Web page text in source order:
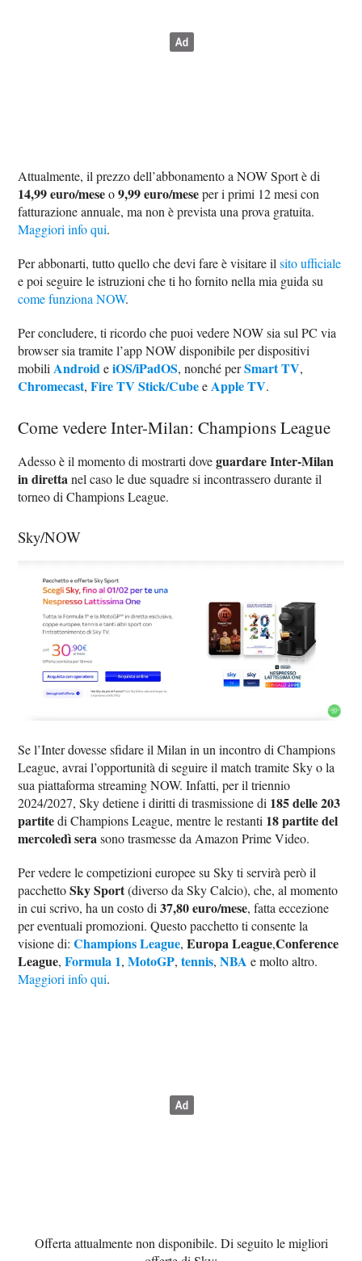
Attualmente, il prezzo dell’abbonamento a NOW Sport è di
14,99 euro/meseo9,99 euro/meseper i primi 12 mesi con
fatturazione annuale, ma non è prevista una prova gratuita.
Maggiori info qui.
Per abbonarti, tutto quello che devi fare è visitare ilsito ufficiale
e poi seguire le istruzioni che ti ho fornito nella mia guida su
come funziona NOW.
Per concludere, ti ricordo che puoi vedere NOW sia sul PC via
browser sia tramite l’app NOW disponibile per dispositivi
mobili Android eiOS/iPadOS, nonché perSmart TV,
Chromecast,Fire TV Stick/Cubee Apple TV.
Come vedere Inter-Milan: Champions League
Adesso è il momento di mostrarti doveguardare Inter-Milan
in diretta nel caso le due squadre si incontrassero durante il
torneo di Champions League.
Sky/NOW
Se l’Inter dovesse sfidare il Milan in un incontro di Champions
League, avrai l’opportunità di seguire il match tramite Sky o la
sua piattaforma streaming NOW. Infatti, per il triennio
2024/2027, Sky detiene i diritti di trasmissione di 185 delle 203
partitedi Champions League, mentre le restanti 18 partite del
mercoledì serasono trasmesse da Amazon Prime Video.
Per vedere le competizioni europee su Sky ti servirà però il
pacchettoSky Sport(diverso da Sky Calcio), che, al momento
in cui scrivo, ha un costo di37,80 euro/mese, fatta eccezione
per eventuali promozioni. Questo pacchetto ti consente la
visione di:Champions League,Europa League,Conference
League,Formula 1,MotoGP,tennis,NBA e molto altro.
Maggiori info qui.
Offerta attualmente non disponibile. Di seguito le migliori